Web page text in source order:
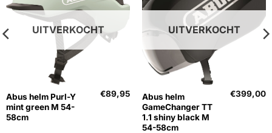
UITVERKOCHT
Abus helm Purl-Y
mint green M 54-
58cm
€89,95
UITVERKOCHT
Abus helm
GameChanger TT
1.1 shiny black M
54-58cm
€399,00